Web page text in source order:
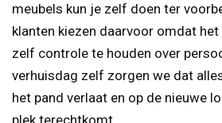
meubels kun je zelf doen ter
klanten kiezen daarvoor omdat
zelf controle te houden over
verhuisdag zelf zorgen we dat
het pand verlaat en op de nieuwe